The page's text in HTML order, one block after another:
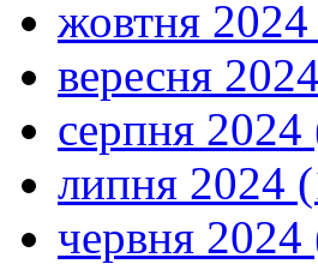
жовтня
вересня
серпня 2024
липня 2024
червня 2024